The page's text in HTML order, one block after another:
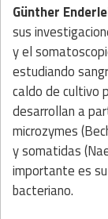
Günther
sus
y el
estudiando
caldo de cultivo
desarrollan a
microzymes
y somatidas
importante es
bacteriano.